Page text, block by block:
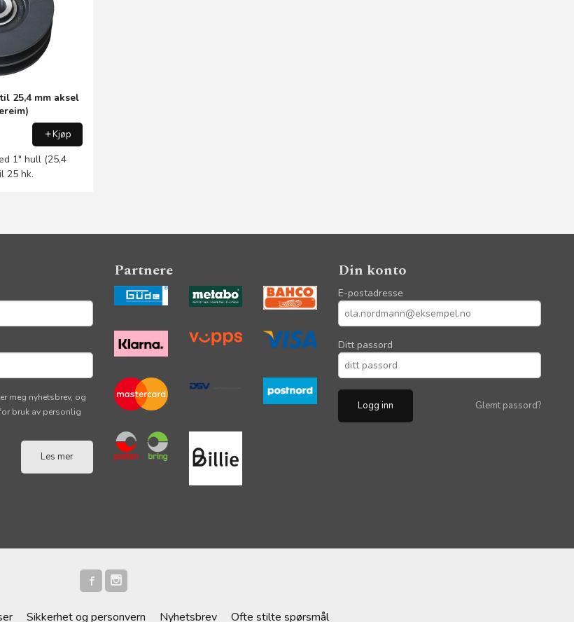
25,4 mm aksel
Kjøp
1" hull (25,4
25 hk.
meg nyhetsbrev, og
bruk av personlig
Les mer
Partnere Din konto
E-postadresse
Ditt passord
Glemt passord?
Sikkerhet og personvern Nyhetsbrev Ofte stilte spørsmål